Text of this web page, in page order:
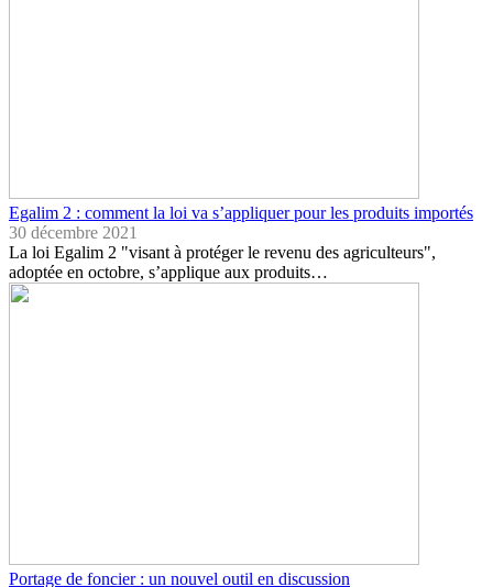
Egalim 2 : comment la loi va s’appliquer pour les produits importés
30 décembre 2021
La loi Egalim 2 "visant à protéger le revenu des agriculteurs",
adoptée en octobre, s’applique aux produits…
Portage de foncier : un nouvel outil en discussion